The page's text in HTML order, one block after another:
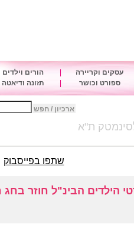
עסקים וקריירה הורים וילדים
ספורט וכושר תזונה ודיאטה
ארכיון / חפש
ת"א
שתפו בפייסבוק
הילדים הבינ"ל חוזר